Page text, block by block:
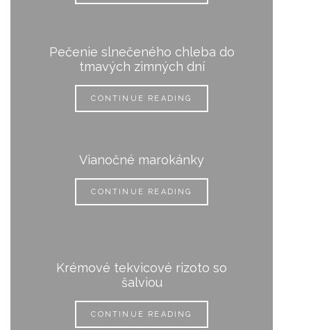
Pečenie slnečeného chleba do
tmavých zimných dní
CONTINUE READING
Vianočné marokánky
CONTINUE READING
Krémové tekvicové rizoto so
šalviou
CONTINUE READING